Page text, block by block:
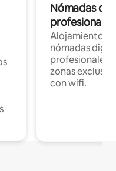
Nómadas
Alojamientos
nómadas
profesionales
zonas
con wifi.